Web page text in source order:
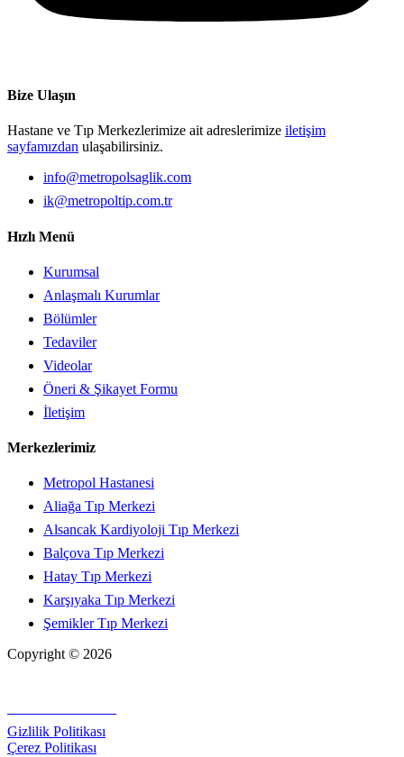
Bize Ulaşın
Hastane ve Tıp Merkezlerimize ait adreslerimize iletişim
sayfamızdan ulaşabilirsiniz.
info@metropolsaglik.com
ik@metropoltip.com.tr
Hızlı Menü
Kurumsal
Anlaşmalı Kurumlar
Bölümler
Tedaviler
Videolar
Öneri & Şikayet Formu
İletişim
Merkezlerimiz
Metropol Hastanesi
Aliağa Tıp Merkezi
Alsancak Kardiyoloji Tıp Merkezi
Balçova Tıp Merkezi
Hatay Tıp Merkezi
Karşıyaka Tıp Merkezi
Şemikler Tıp Merkezi
Copyright © 2026
Gizlilik Politikası
Çerez Politikası